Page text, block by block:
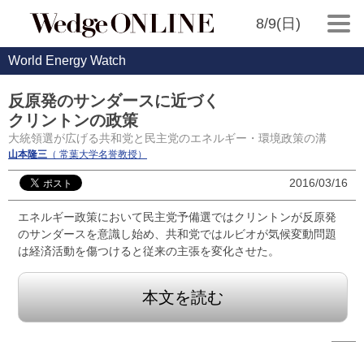
8/9(日)
World Energy Watch
反原発のサンダースに近づく
クリントンの政策
大統領選が広げる共和党と民主党のエネルギー・環境政策の溝
山本隆三 （ 常葉大学名誉教授）
2016/03/16
エネルギー政策において民主党予備選ではクリントンが反原発
のサンダースを意識し始め、共和党ではルビオが気候変動問題
は経済活動を傷つけると従来の主張を変化させた。
本文を読む